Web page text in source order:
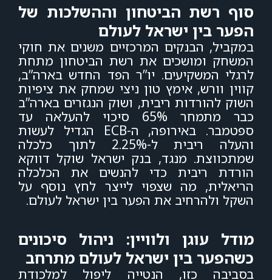
סוף רשת הביטחון וההשלכות של
הפער בין ישראל לעולם
במקביל, הבנקים המרכזיים משנים את חוקי
המשחק ומושכים את רשת הביטחון מתחת
לרגלי המשקיעים. יו”ר הפד החדש בארה”ב,
קווין וורש, אימץ טון ניצי שמחק את ציפיות
השוק להורדות ריבית, ושוק הנגזרים בארה”ב
כבר מתמחר 65% סיכוי להעלאה עד
ספטמבר. באירופה, ה-ECB הגדיל לעשות
והעלה ריבית ל-2.25% לתוך כלכלה
שמתכווצת. מנגד, בנק ישראל שוקל דווקא
הורדת ריבית כדי להנשים את הכלכלה
הריאלית, מה שצפוי לייצר לחץ נוסף על
השקל ולהרחיב את הפער בין ישראל לעולם.
מודל עוגן ולוויין: ניהול סיכונים
כשהפער בין ישראל לעולם מתרחב
בסביבה כזו, הנטייה ליפול למלכודת